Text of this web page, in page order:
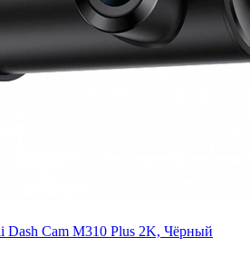
Dash Cam M310 Plus 2K, Чёрный